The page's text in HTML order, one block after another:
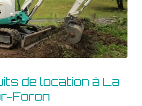
de location à La
Foron